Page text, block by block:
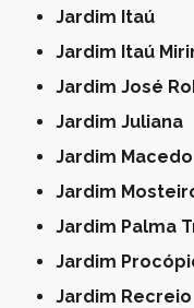
Jardim Itaú
Jardim Itaú
Jardim José
Jardim Juliana
Jardim Macedo
Jardim
Jardim Palma
Jardim
Jardim Recreio